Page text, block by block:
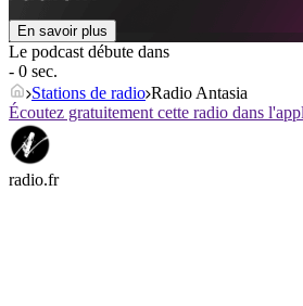
En savoir plus
Le podcast débute dans
- 0 sec.
Stations de radio Radio Antasia
Écoutez gratuitement cette radio dans
radio.fr